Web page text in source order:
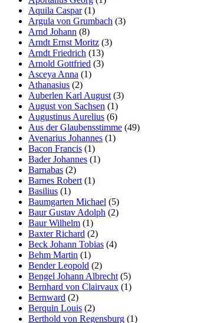
Aquila Caspar(1)
Argula von Grumbach (3)
Arnd Johann (8)
Arndt Ernst Moritz (3)
Arndt Friedrich (13)
Arnold Gottfried (3)
Asceya Anna (1)
Athanasius (2)
Auberlen Karl August (3)
August von Sachsen (1)
Augustinus Aurelius (6)
Aus der Glaubensstimme (49)
Avenarius Johannes (1)
Bacon Francis (1)
Bader Johannes (1)
Barnabas (2)
Barnes Robert (1)
Basilius (1)
Baumgarten Michael (5)
Baur Gustav Adolph (2)
Baur Wilhelm (1)
Baxter Richard (2)
Beck Johann Tobias (4)
Behm Martin (1)
Bender Leopold (2)
Bengel Johann Albrecht (5)
Bernhard von Clairvaux (1)
Bernward (2)
Berquin Louis (2)
Berthold von Regensburg (1)